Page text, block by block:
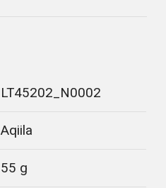
LT45202_N0002
Aqiila
55 g